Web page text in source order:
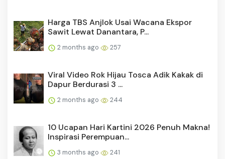
Harga TBS Anjlok Usai Wacana Ekspor
Sawit Lewat Danantara, P...
2 months ago 257
Viral Video Rok Hijau Tosca Adik Kakak di
Dapur Berdurasi 3 ...
2 months ago 244
10 Ucapan Hari Kartini 2026 Penuh Makna!
Inspirasi Perempuan...
3 months ago 241